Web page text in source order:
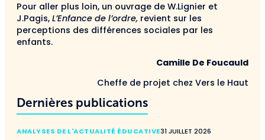
Pour aller plus loin, un ouvrage de W.Lignier et
J.Pagis, L’Enfance de l’ordre, revient sur les
perceptions des différences sociales par les
enfants.
Camille De Foucauld
Cheffe de projet chez Vers le Haut
Dernières publications
ANALYSES DE L'ACTUALITÉ ÉDUCATIVE31 JUILLET 2026